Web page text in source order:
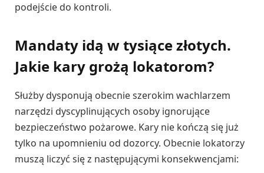
podejście do kontroli.
Mandaty idą w tysiące złotych.
Jakie kary grożą lokatorom?
Służby dysponują obecnie szerokim wachlarzem
narzędzi dyscyplinujących osoby ignorujące
bezpieczeństwo pożarowe. Kary nie kończą się już
tylko na upomnieniu od dozorcy. Obecnie lokatorzy
muszą liczyć się z następującymi konsekwencjami: